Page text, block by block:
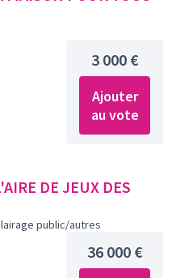
3 000 €
Ajouter
au vote
DE JEUX DES
public/autres
36 000 €